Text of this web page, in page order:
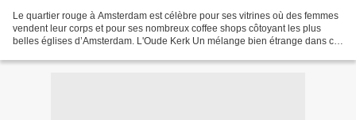
Le quartier rouge à Amsterdam est célèbre pour ses vitrines où des femmes
vendent leur corps et pour ses nombreux coffee shops côtoyant les plus
belles églises d’Amsterdam. L'Oude Kerk Un mélange bien étrange dans ce